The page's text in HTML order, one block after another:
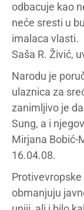
odbacuje kao
neće sresti u
imalaca vlasti.
Saša R. Živić,
Narodu je
ulaznica za
zanimljivo je
Sung, a i
Mirjana Bobić-
16.04.08.
obmanjuju